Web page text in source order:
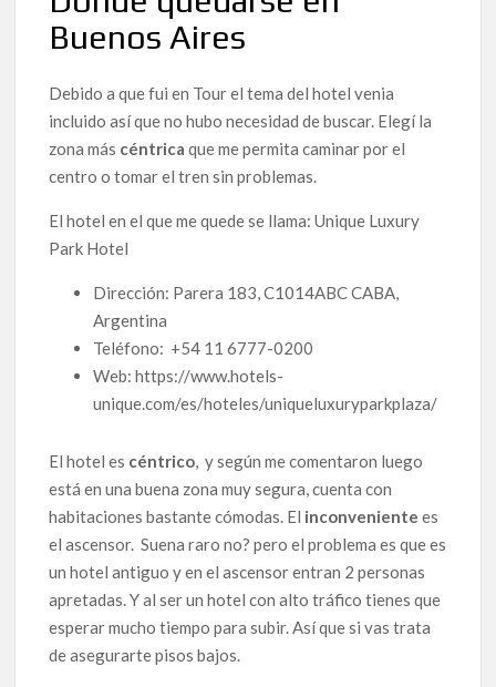
Buenos Aires
Debido a que fui en Tour el tema del hotel venia
incluido así que no hubo necesidad de buscar. Elegí la
zona más céntrica que me permita caminar por el
centro o tomar el tren sin problemas.
El hotel en el que me quede se llama: Unique Luxury
Park Hotel
Dirección: Parera 183, C1014ABC CABA,
Argentina
Teléfono: +54 11 6777-0200
Web: https://www.hotels-
unique.com/es/hoteles/uniqueluxuryparkplaza/
El hotel es céntrico, y según me comentaron luego
está en una buena zona muy segura, cuenta con
habitaciones bastante cómodas. El inconveniente es
el ascensor. Suena raro no? pero el problema es que es
un hotel antiguo y en el ascensor entran 2 personas
apretadas. Y al ser un hotel con alto tráfico tienes que
esperar mucho tiempo para subir. Así que si vas trata
de asegurarte pisos bajos.